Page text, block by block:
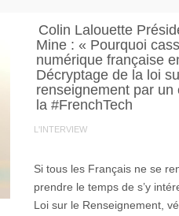
Colin Lalouette
Mine : « Pourquoi
numérique française
Décryptage de la loi
renseignement par un
la #FrenchTech
L'INTERVIEW
Si tous les Français ne se
prendre le temps de s’y
Loi sur le Renseignement,